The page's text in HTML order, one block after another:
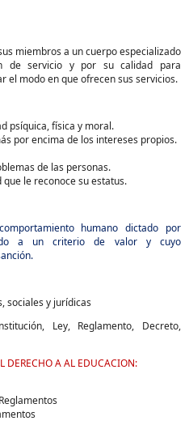
miembros a un cuerpo especializado
de servicio y por su calidad para
el modo en que ofrecen sus servicios.
psíquica, física y moral.
por encima de los intereses propios.
de las personas.
que le reconoce su estatus.
humano dictado por
a un criterio de valor y cuyo
sociales y jurídicas
Ley, Reglamento, Decreto,
DERECHO A AL EDUCACION: